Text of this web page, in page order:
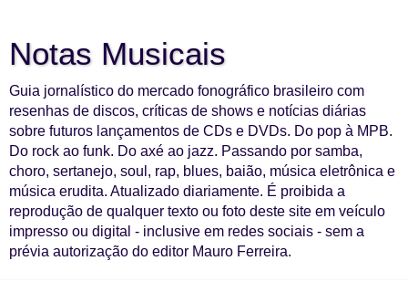
Notas Musicais
Guia jornalístico do mercado fonográfico brasileiro com
resenhas de discos, críticas de shows e notícias diárias
sobre futuros lançamentos de CDs e DVDs. Do pop à MPB.
Do rock ao funk. Do axé ao jazz. Passando por samba,
choro, sertanejo, soul, rap, blues, baião, música eletrônica e
música erudita. Atualizado diariamente. É proibida a
reprodução de qualquer texto ou foto deste site em veículo
impresso ou digital - inclusive em redes sociais - sem a
prévia autorização do editor Mauro Ferreira.